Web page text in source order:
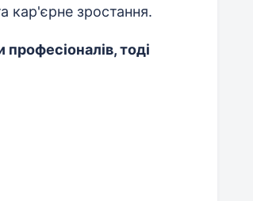
кар'єрне зростання.
тоді